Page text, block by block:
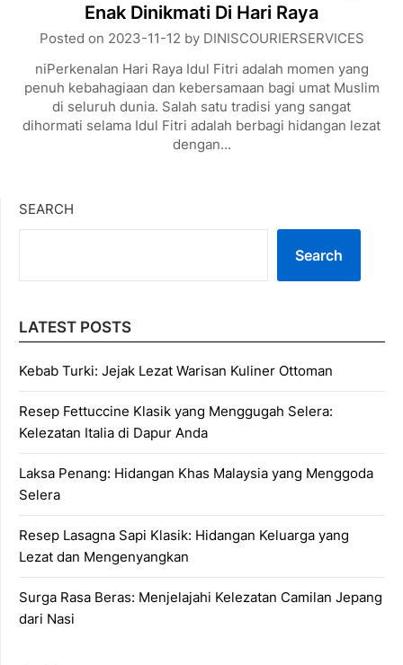
Enak Dinikmati Di Hari Raya
Posted on 2023-11-12 by DINISCOURIERSERVICES
niPerkenalan Hari Raya Idul Fitri adalah momen yang
penuh kebahagiaan dan kebersamaan bagi umat Muslim
di seluruh dunia. Salah satu tradisi yang sangat
dihormati selama Idul Fitri adalah berbagi hidangan lezat
dengan…
SEARCH
Search
LATEST POSTS
Kebab Turki: Jejak Lezat Warisan Kuliner Ottoman
Resep Fettuccine Klasik yang Menggugah Selera:
Kelezatan Italia di Dapur Anda
Laksa Penang: Hidangan Khas Malaysia yang Menggoda
Selera
Resep Lasagna Sapi Klasik: Hidangan Keluarga yang
Lezat dan Mengenyangkan
Surga Rasa Beras: Menjelajahi Kelezatan Camilan Jepang
dari Nasi